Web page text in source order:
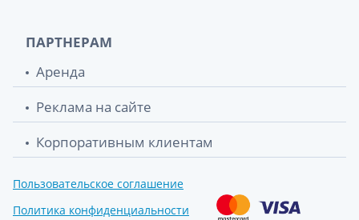
ПАРТНЕРАМ
Аренда
Реклама на сайте
Корпоративным клиентам
Пользовательское соглашение
Политика конфиденциальности